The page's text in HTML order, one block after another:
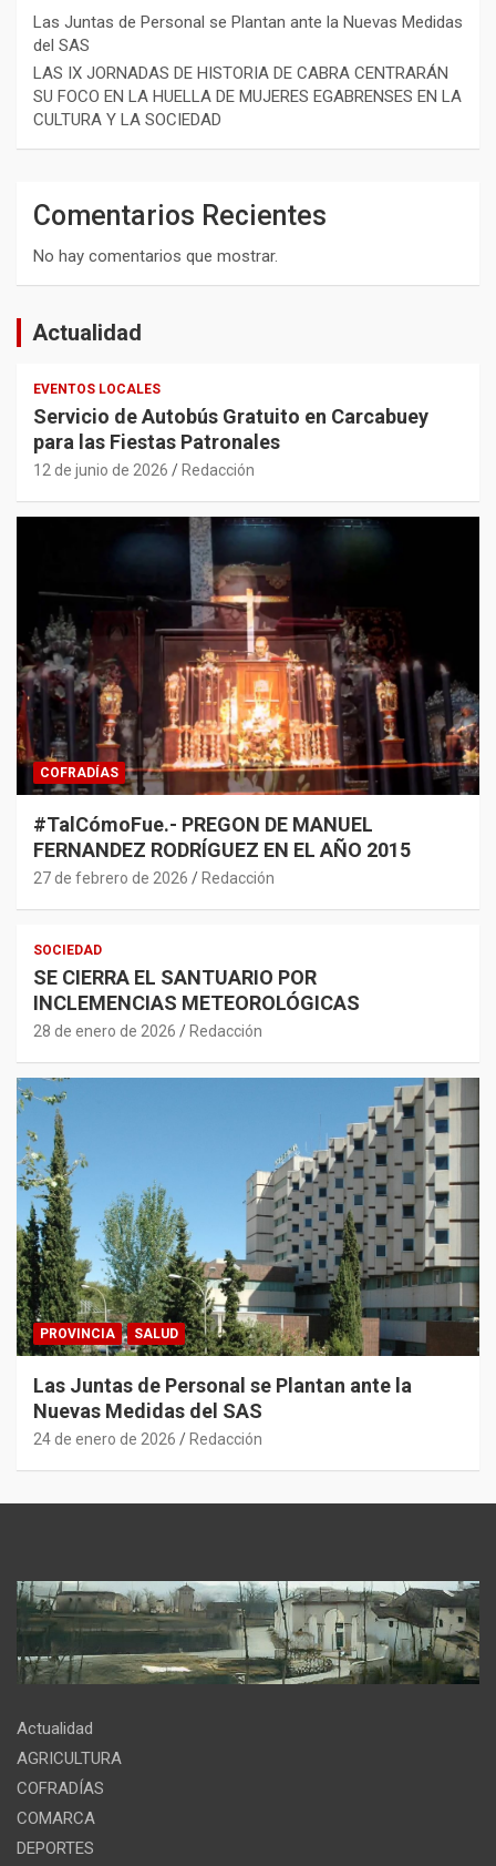
Las Juntas de Personal se Plantan ante la Nuevas Medidas
del SAS
LAS IX JORNADAS DE HISTORIA DE CABRA CENTRARÁN
SU FOCO EN LA HUELLA DE MUJERES EGABRENSES EN LA
CULTURA Y LA SOCIEDAD
Comentarios Recientes
No hay comentarios que mostrar.
Actualidad
EVENTOS LOCALES
Servicio de Autobús Gratuito en Carcabuey
para las Fiestas Patronales
12 de junio de 2026 Redacción
COFRADÍAS
#TalCómoFue.- PREGON DE MANUEL
FERNANDEZ RODRÍGUEZ EN EL AÑO 2015
27 de febrero de 2026 Redacción
SOCIEDAD
SE CIERRA EL SANTUARIO POR
INCLEMENCIAS METEOROLÓGICAS
28 de enero de 2026 Redacción
PROVINCIA SALUD
Las Juntas de Personal se Plantan ante la
Nuevas Medidas del SAS
24 de enero de 2026 Redacción
Actualidad
AGRICULTURA
COFRADÍAS
COMARCA
DEPORTES